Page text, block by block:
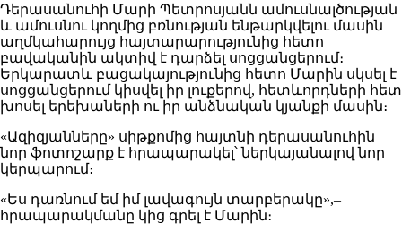
Դերասանուհի Մարի Պետրոսյանն ամուսնալծության
և ամուսնու կողմից բռնության ենթարկվելու մասին
աղմկահարույց հայտարարությունից հետո
բավականին ակտիվ է դարձել սոցցանցերում։
Երկարատև բացակայությունից հետո Մարին սկսել է
սոցցանցերում կիսվել իր լուքերով, հետևորդների հետ
խոսել երեխաների ու իր անձնական կյանքի մասին։
«Ազիզյանները» սիթքոմից հայտնի դերասանուհին
նոր ֆոտոշարք է հրապարակել՝ ներկայանալով նոր
կերպարում։
«Ես դառնում եմ իմ լավագույն տարբերակը»,–
հրապարակմանը կից գրել է Մարին։